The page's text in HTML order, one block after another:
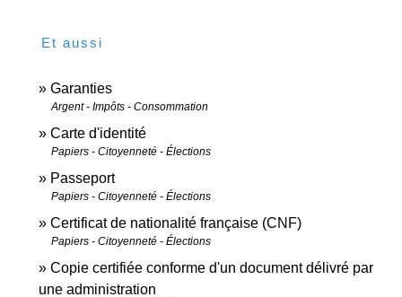
Et aussi
Garanties
Argent - Impôts - Consommation
Carte d'identité
Papiers - Citoyenneté - Élections
Passeport
Papiers - Citoyenneté - Élections
Certificat de nationalité française (CNF)
Papiers - Citoyenneté - Élections
Copie certifiée conforme d'un document délivré par
une administration